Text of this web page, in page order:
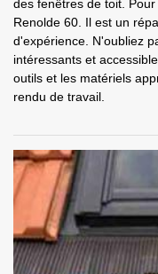
des fenêtres de toit.
Renolde 60. Il est un
d'expérience. N'oubliez
intéressants et
outils et les matériels
rendu de travail.